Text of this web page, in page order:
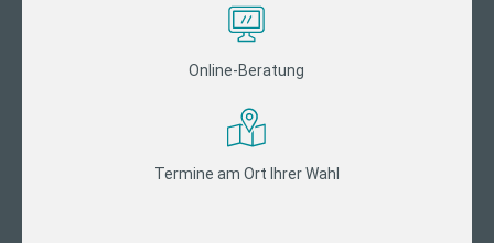
Online-Beratung
Termine am Ort Ihrer Wahl